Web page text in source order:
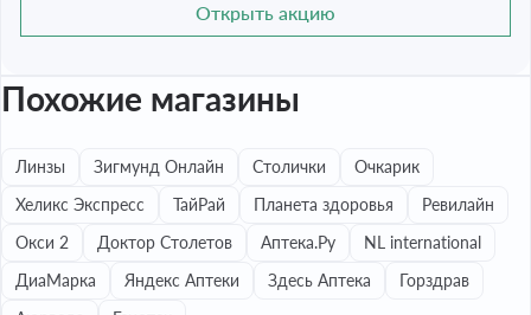
Открыть акцию
Похожие магазины
Линзы Зигмунд Онлайн Столички
Очкарик
Хеликс Экспресс
ТайРай Планета здоровья
Ревилайн
Окси 2
Доктор Столетов Аптека.Ру
NL international
ДиаМарка
Яндекс Аптеки Здесь Аптека
Горздрав